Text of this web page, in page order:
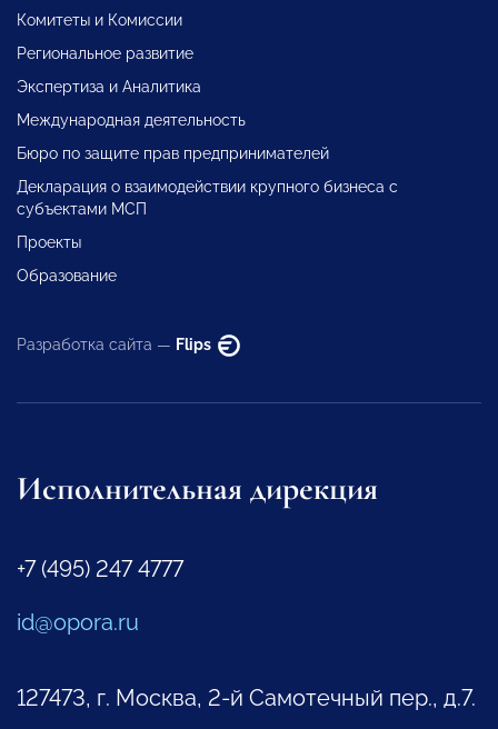
Комитеты и Комиссии
Региональное развитие
Экспертиза и Аналитика
Международная деятельность
Бюро по защите прав предпринимателей
Декларация о взаимодействии крупного бизнеса с
субъектами МСП
Проекты
Образование
Разработка сайта — Flips
Исполнительная дирекция
+7 (495) 247 4777
id@opora.ru
127473, г. Москва, 2-й Самотечный пер., д.7.